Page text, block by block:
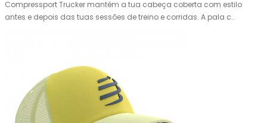
Compressport Trucker mantém a tua cabeça coberta com estilo
antes e depois das tuas sessões de treino e corridas. A pala c..